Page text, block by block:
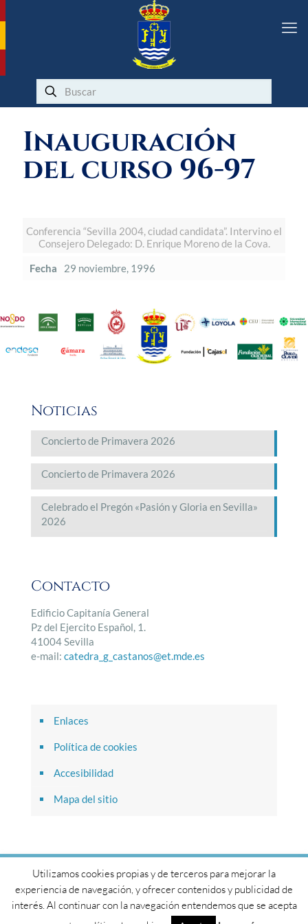
Inauguración
del curso 96-97
Conferencia “Sevilla 2004, ciudad candidata”. Intervino el
Consejero Delegado: D. Enrique Moreno de la Cova.
Fecha
29 noviembre, 1996
Noticias
Concierto de Primavera 2026
Concierto de Primavera 2026
Celebrado el Pregón «Pasión y Gloria en Sevilla»
2026
Contacto
Edificio Capitanía General
Pz del Ejercito Español, 1.
41004 Sevilla
e-mail: catedra_g_castanos@et.mde.es
Enlaces
Política de cookies
Accesibilidad
Mapa del sitio
© 2017 Cátedra General Castaños. Todos los derechos
reservados.
Utilizamos cookies propias y de terceros para mejorar la
experiencia de navegación, y ofrecer contenidos y publicidad de
interés. Al continuar con la navegación entendemos que se acepta